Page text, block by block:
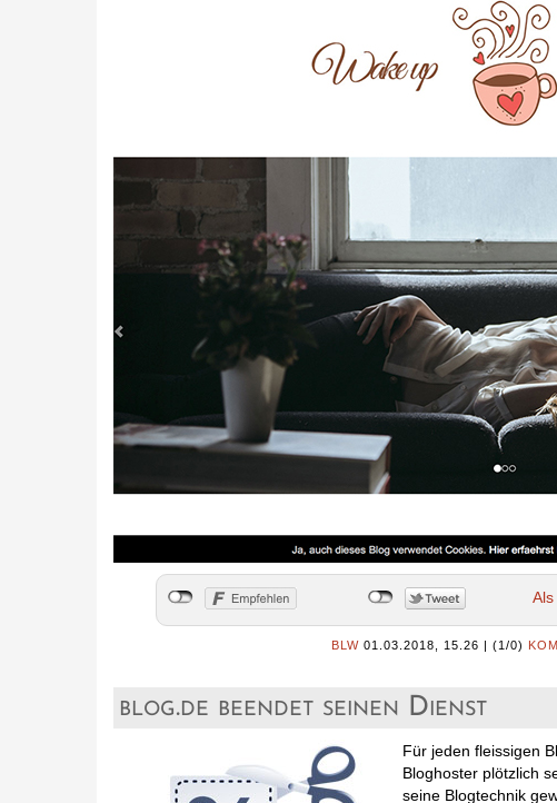
BLW 01.03.2018, 15.26 | (1/0)
blog.de beendet seinen Dienst
Für jeden fleissigen
Bloghoster plötzlich
seine Blogtechnik